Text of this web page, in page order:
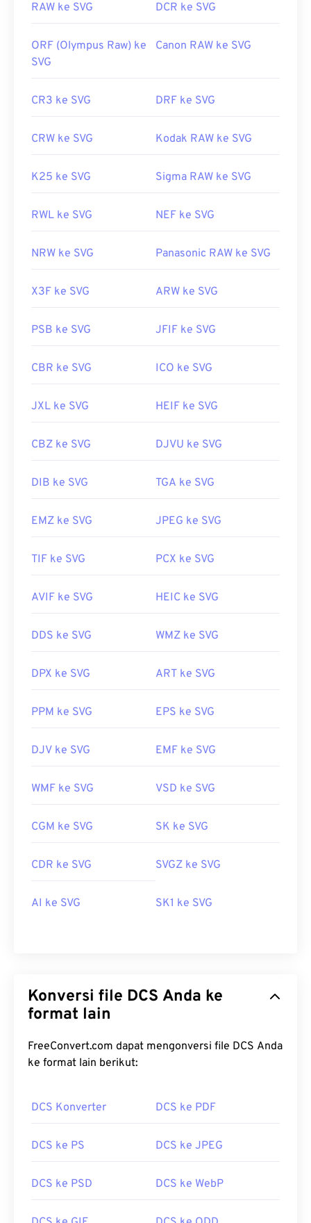
Dikembangkan oleh:
World Wide Web Consortium
Rilis Awal:
4 September 2001
https://www.lifewire.com/file-svg-4120603
RAW ke SVG DCR ke SVG
ORF (Olympus Raw) ke
SVG
Canon RAW ke SVG
CR3 ke SVG DRF ke SVG
CRW ke SVG Kodak RAW ke SVG
K25 ke SVG Sigma RAW ke SVG
RWL ke SVG NEF ke SVG
NRW ke SVG Panasonic RAW ke SVG
X3F ke SVG ARW ke SVG
PSB ke SVG JFIF ke SVG
CBR ke SVG ICO ke SVG
JXL ke SVG HEIF ke SVG
CBZ ke SVG DJVU ke SVG
DIB ke SVG TGA ke SVG
EMZ ke SVG JPEG ke SVG
TIF ke SVG PCX ke SVG
AVIF ke SVG HEIC ke SVG
DDS ke SVG WMZ ke SVG
DPX ke SVG ART ke SVG
PPM ke SVG EPS ke SVG
DJV ke SVG EMF ke SVG
WMF ke SVG VSD ke SVG
CGM ke SVG SK ke SVG
CDR ke SVG SVGZ ke SVG
AI ke SVG SK1 ke SVG
Konversi file DCS Anda ke
format lain
FreeConvert.com dapat mengonversi file DCS Anda
ke format lain berikut:
DCS Konverter DCS ke PDF
DCS ke PS DCS ke JPEG
DCS ke PSD DCS ke WebP